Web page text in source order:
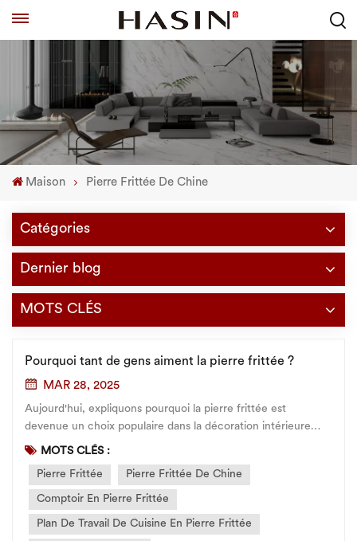
Maison Pierre Frittée De Chine
Catégories
Dernier blog
MOTS CLÉS
Pourquoi tant de gens aiment la pierre frittée ?
MAR 28, 2025
Aujourd'hui, expliquons pourquoi la pierre frittée est
devenue un choix populaire dans la décoration intérieure
moderne. Face à l'exigence croissante des consommateurs
esthétique et durable s'accroît, et la pierre frittée répon...
MOTS CLÉS :
Pierre Frittée
Pierre Frittée De Chine
Comptoir En Pierre Frittée
Plan De Travail De Cuisine En Pierre Frittée